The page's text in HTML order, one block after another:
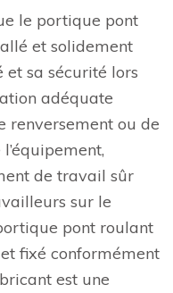
le portique pont
et solidement
sa sécurité lors
adéquate
renversement ou de
de travail sûr
sur le
pont roulant
fixé conformément
est une